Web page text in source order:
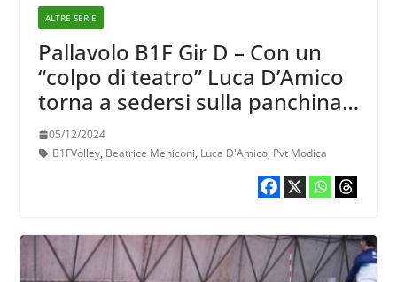
ALTRE SERIE
Pallavolo B1F Gir D – Con un
“colpo di teatro” Luca D’Amico
torna a sedersi sulla panchina
del Modica e con lui torna
anche Beatrice Meniconi
05/12/2024
B1FVolley, Beatrice Meniconi, Luca D'Amico, Pvt Modica